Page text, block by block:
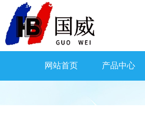
网站首页 产品中心